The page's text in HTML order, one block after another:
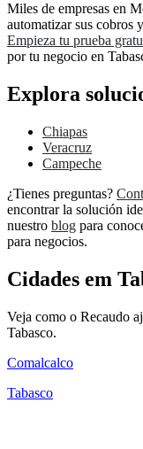
Miles de empresas en
automatizar sus cobros
Empieza tu prueba
por tu negocio en
Explora
Chiapas
Veracruz
Campeche
¿Tienes preguntas?
encontrar la solución
nuestro blog para
para negocios.
Cidades em
Veja como o Recaudo
Tabasco.
Comalcalco
Tabasco